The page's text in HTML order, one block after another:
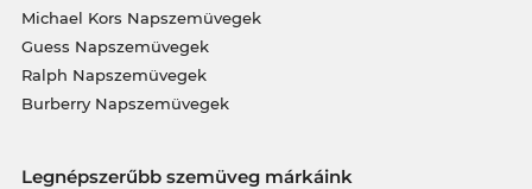
Michael Kors Napszemüvegek
Guess Napszemüvegek
Ralph Napszemüvegek
Burberry Napszemüvegek
Legnépszerűbb szemüveg márkáink